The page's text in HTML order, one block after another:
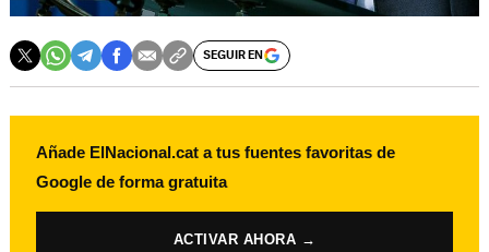
SEGUIR EN
Añade ElNacional.cat a tus fuentes favoritas de
Google de forma gratuita
ACTIVAR AHORA →